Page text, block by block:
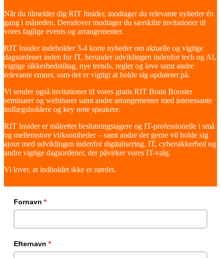
Når du tilmelder dig RIT Insider, modtager du relevante nyheder én
gang i måneden. Derudover modtager du særskilte invitationer til
vores faglige events og arrangementer.
RIT Insider indeholder 3-4 korte nyheder om aktuelle og vigtige
dagsordener inden for IT, herunder udviklingen indenfor tech og AI,
vigtige sikkerhedstiltag, nye trends, regler og love samt andre
relevante emner, som det er vigtigt at holde sig opdateret på.
Vi sender også invitationer til vores gratis RIT Brain Booster
seminarer og webinarer samt andre arrangementer med interessante
indlægsholdere og key note speakere.
RIT Insider er målrettet beslutningstagere og IT-professionelle i små
og mellemstore virksomheder – samt andre der gerne vil holde sig
ajour med udviklingen indenfor digitalisering, IT, cybersikkerhed og
andre vigtige dagsordener, der påvirker vores IT-valg.
Vi lover, at indholdet ikke er nørdet.
Fornavn *
Efternavn *